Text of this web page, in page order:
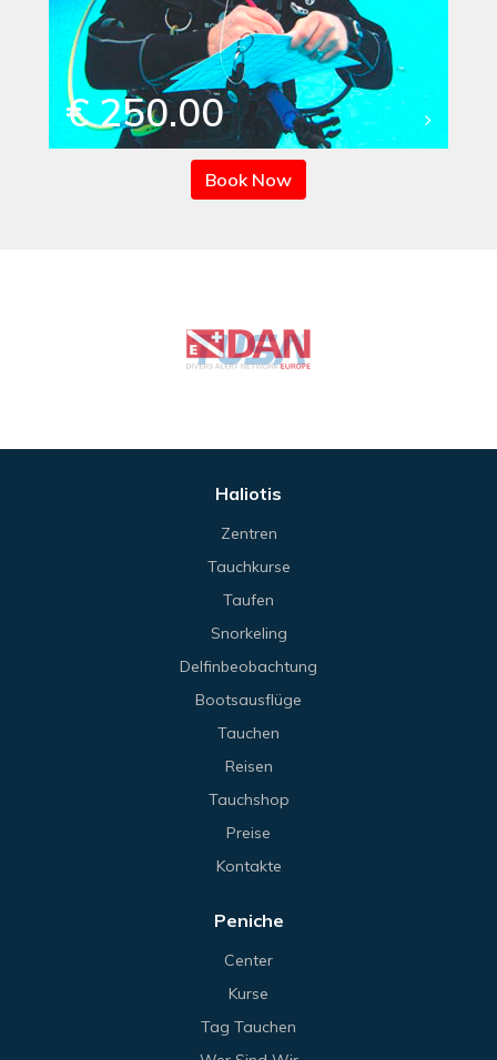
€ 250.00
Book Now
Haliotis
Zentren
Tauchkurse
Taufen
Snorkeling
Delfinbeobachtung
Bootsausflüge
Tauchen
Reisen
Tauchshop
Preise
Kontakte
Peniche
Center
Kurse
Tag Tauchen